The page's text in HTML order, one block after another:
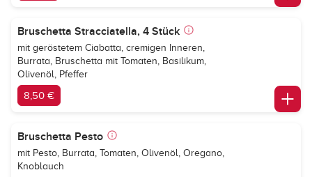
Bruschetta Stracciatella, 4 Stück
mit geröstetem Ciabatta, cremigen Inneren,
Burrata, Bruschetta mit Tomaten, Basilikum,
Olivenöl, Pfeffer
8,50 €
Bruschetta Pesto
mit Pesto, Burrata, Tomaten, Olivenöl, Oregano,
Knoblauch